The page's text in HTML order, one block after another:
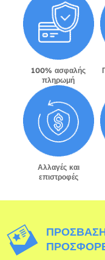
100% ασφαλής
πληρωμή
Αλλαγές και
επιστροφές